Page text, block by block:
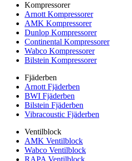
Kompressorer
Arnott Kompressorer
AMK Kompressorer
Dunlop Kompressorer
Continental Kompressorer
Wabco Kompressorer
Bilstein Kompressorer
Fjäderben
Arnott Fjäderben
BWI Fjäderben
Bilstein Fjäderben
Vibracoustic Fjäderben
Ventilblock
AMK Ventilblock
Wabco Ventilblock
RAPA Ventilblock